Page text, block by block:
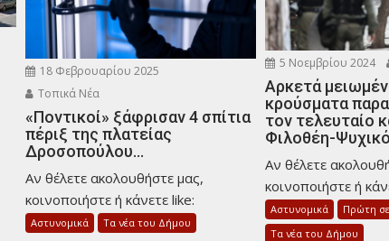
18 Φεβρουαρίου 2025
Τοπικά Νέα
«Ποντικοί» ξάφρισαν 4 σπίτια
πέριξ της πλατείας
Δροσοπούλου…
Αν θέλετε ακολουθήστε μας,
κοινοποιήστε ή κάνετε like:
Αστυνομικά Τα νέα του Δήμου
5 Νοεμβρίου 2024
Αρκετά
κρούσματα
τον τελευταίο
Φιλοθέη-Ψυχικό
Αν θέλετε
κοινοποιήστε ή
Αστυνομικά
Πρώτη
Τα νέα του Δήμου